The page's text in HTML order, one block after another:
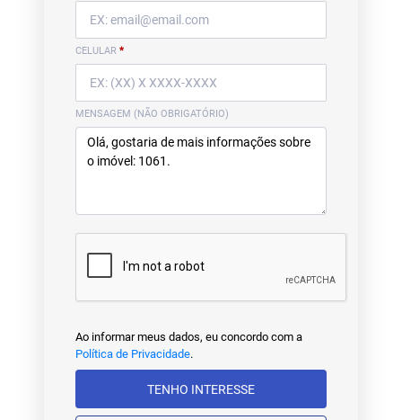
CELULAR *
MENSAGEM (NÃO OBRIGATÓRIO)
Ao informar meus dados, eu concordo com a
Política de Privacidade.
TENHO INTERESSE